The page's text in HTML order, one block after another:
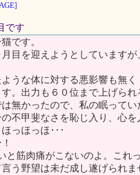
です
です。
目を迎えようとしています
うな体に対する悪影響も無
。出力も６０位まで上げら
無かったので、私の眠って
不甲斐なさを恥じ入り、心
っほっほ･･･
と筋肉痛がこないのよ。これ
う野望は未だ成し遂げられ